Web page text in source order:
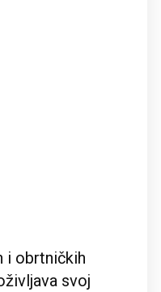
i obrtničkih
svoj